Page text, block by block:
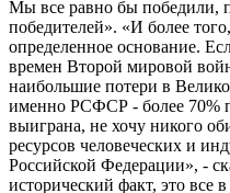
Мы все равно бы победили,
победителей». «И более
определенное основание.
времен Второй мировой
наибольшие потери в
именно РСФСР - более 70%
выиграна, не хочу никого
ресурсов человеческих и
Российской Федерации», -
исторический факт, это все